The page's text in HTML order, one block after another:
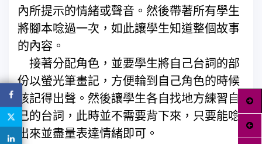
內所提示的情緒或聲音。然後帶著所有學生
將腳本唸過一次，如此讓學生知道整個故事
的內容。
接著分配角色，並要學生將自己台詞的部
份以螢光筆畫記，方便輪到自己角色的時候
該記得出聲。然後讓學生各自找地方練習自
己的台詞，此時並不需要背下來，只要能唸
出來並盡量表達情緒即可。